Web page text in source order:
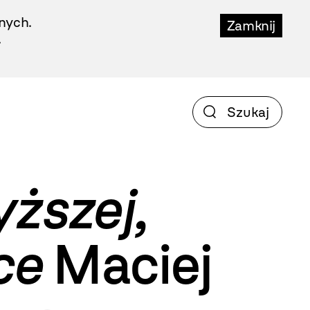
Zamknij
Maciej